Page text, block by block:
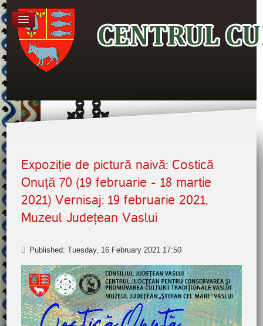
Expoziție de pictură naivă: Costică
Onuță 70 (19 februarie - 18 martie
2021) Vernisaj: 19 februarie 2021,
Muzeul Județean Vaslui
Published: Tuesday, 16 February 2021 17:50